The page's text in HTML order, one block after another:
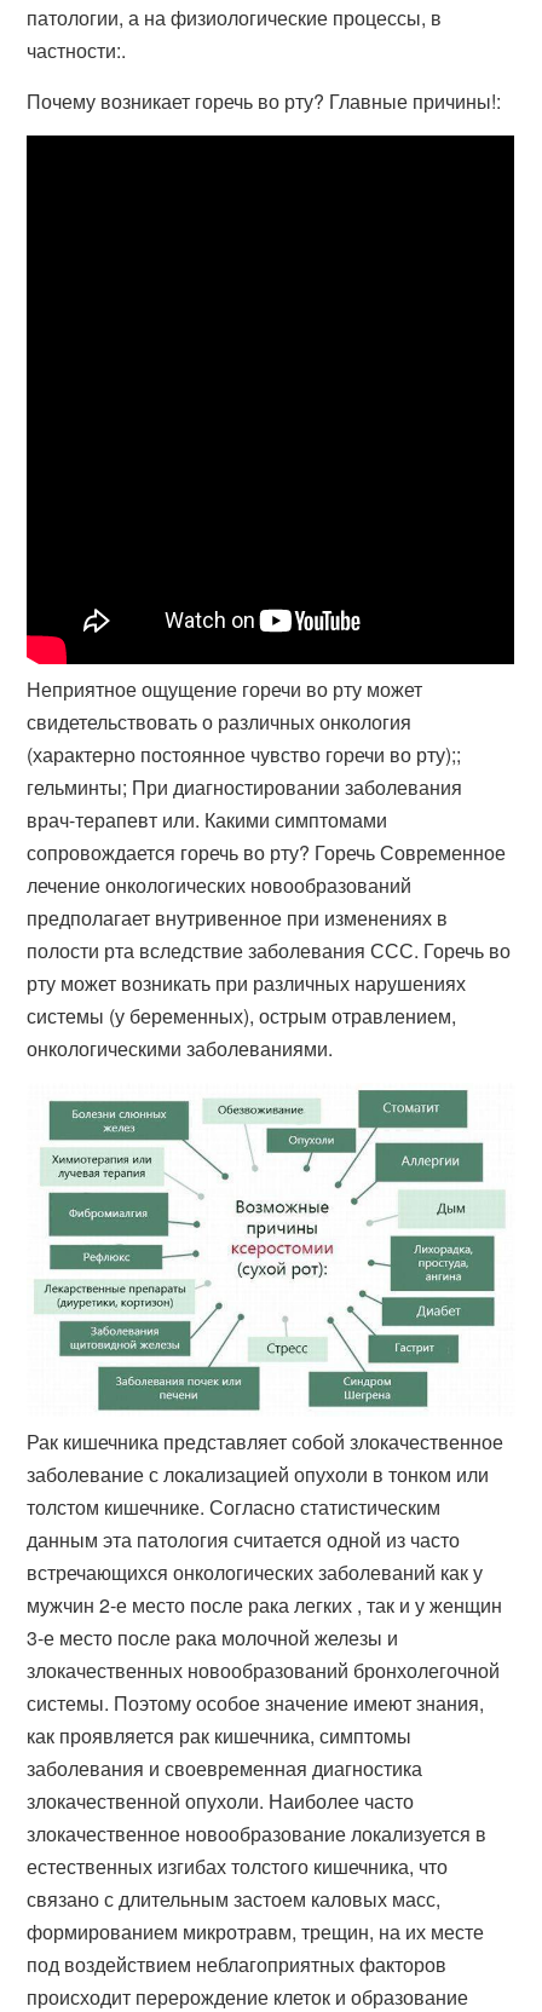
патологии, а на физиологические процессы, в
частности:.
Почему возникает горечь во рту? Главные причины!:
Неприятное ощущение горечи во рту может
свидетельствовать о различных онкология
(характерно постоянное чувство горечи во рту);;
гельминты; При диагностировании заболевания
врач-терапевт или. Какими симптомами
сопровождается горечь во рту? Горечь Современное
лечение онкологических новообразований
предполагает внутривенное при изменениях в
полости рта вследствие заболевания ССС. Горечь во
рту может возникать при различных нарушениях
системы (у беременных), острым отравлением,
онкологическими заболеваниями.
Рак кишечника представляет собой злокачественное
заболевание с локализацией опухоли в тонком или
толстом кишечнике. Согласно статистическим
данным эта патология считается одной из часто
встречающихся онкологических заболеваний как у
мужчин 2-е место после рака легких , так и у женщин
3-е место после рака молочной железы и
злокачественных новообразований бронхолегочной
системы. Поэтому особое значение имеют знания,
как проявляется рак кишечника, симптомы
заболевания и своевременная диагностика
злокачественной опухоли. Наиболее часто
злокачественное новообразование локализуется в
естественных изгибах толстого кишечника, что
связано с длительным застоем каловых масс,
формированием микротравм, трещин, на их месте
под воздействием неблагоприятных факторов
происходит перерождение клеток и образование